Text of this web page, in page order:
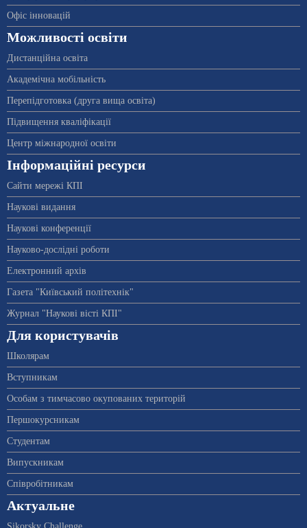
Офіс інновацій
Можливості освіти
Дистанційна освіта
Академічна мобільність
Перепідготовка (друга вища освіта)
Підвищення кваліфікації
Центр міжнародної освіти
Інформаційні ресурси
Сайти мережі КПІ
Наукові видання
Наукові конференції
Науково-дослідні роботи
Електронний архів
Газета "Київський політехнік"
Журнал "Наукові вісті КПІ"
Для користувачів
Школярам
Вступникам
Особам з тимчасово окупованих територій
Першокурсникам
Студентам
Випускникам
Співробітникам
Актуальне